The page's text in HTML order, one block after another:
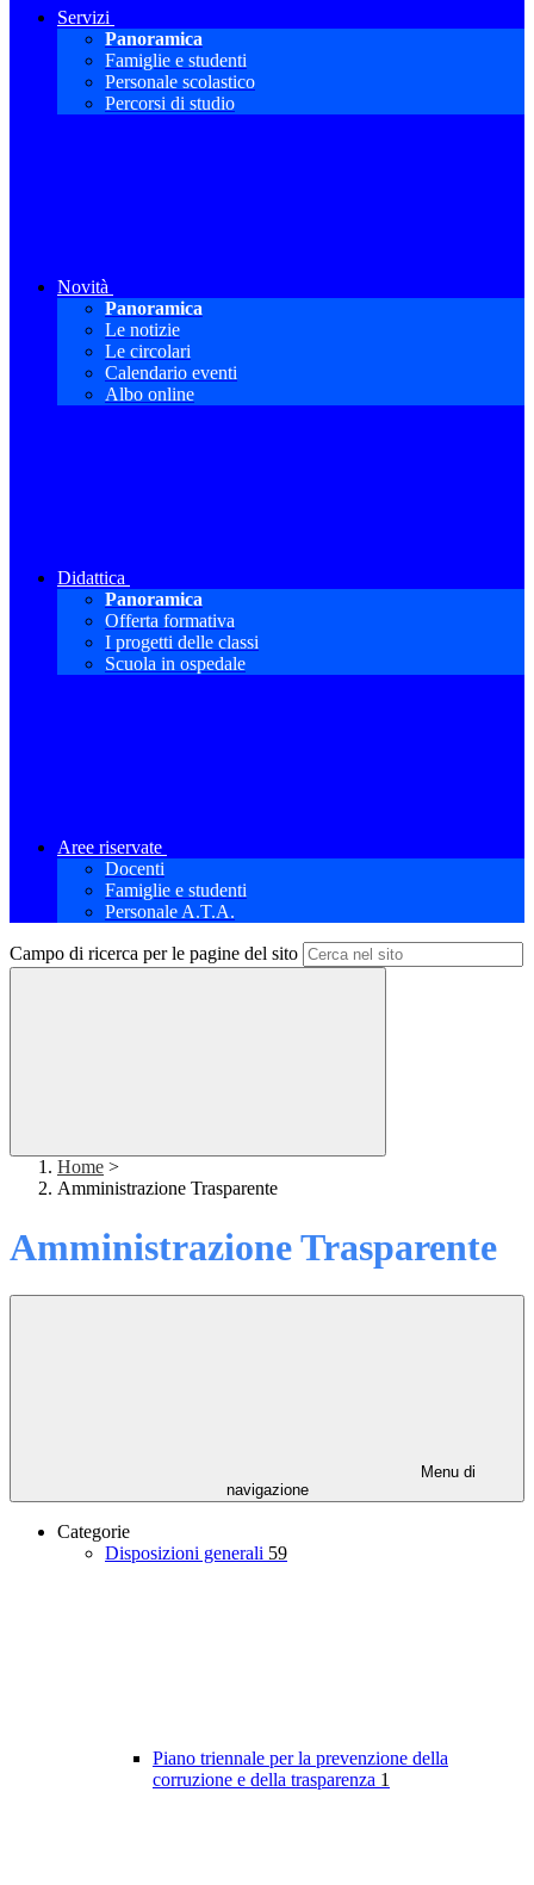
Servizi
Panoramica
Famiglie e studenti
Personale scolastico
Percorsi di studio
Novità
Panoramica
Le notizie
Le circolari
Calendario eventi
Albo online
Didattica
Panoramica
Offerta formativa
I progetti delle classi
Scuola in ospedale
Aree riservate
Docenti
Famiglie e studenti
Personale A.T.A.
Campo di ricerca per le pagine del sito
Home >
Amministrazione Trasparente
Amministrazione Trasparente
Menu di
navigazione
Categorie
Disposizioni generali 59
Piano triennale per la prevenzione della
corruzione e della trasparenza 1